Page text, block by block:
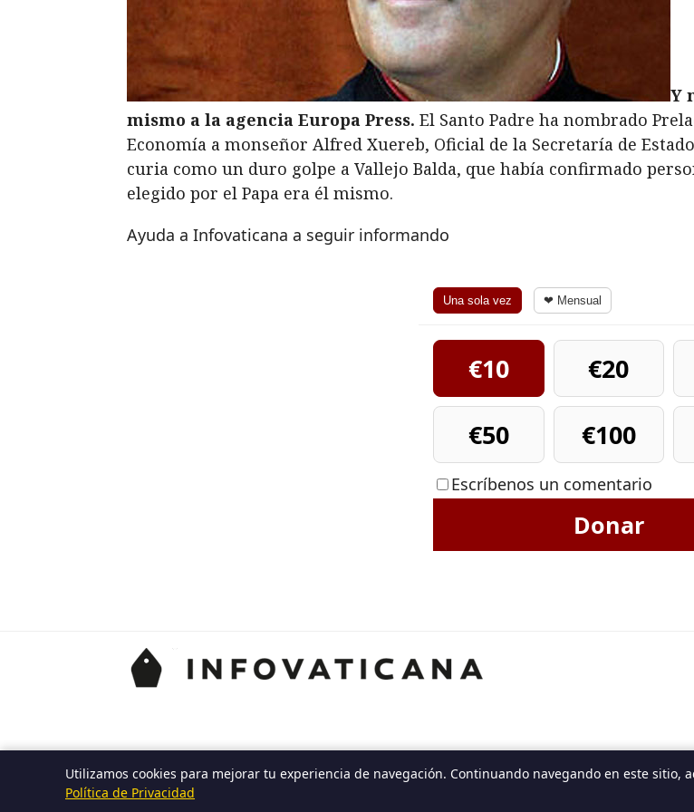
Y
mismo a la agencia Europa Press. El Santo Padre ha nombrado
Economía a monseñor Alfred Xuereb, Oficial de la Secretaría de
curia como un duro golpe a Vallejo Balda, que había confirmado
elegido por el Papa era él mismo.
Ayuda a Infovaticana a seguir informando
Una sola vez ❤ Mensual
€10 €20
€50
€100
Escríbenos un comentario
Donar
Utilizamos cookies para mejorar tu experiencia de navegación. Continuando navegando en este sitio,
Política de Privacidad